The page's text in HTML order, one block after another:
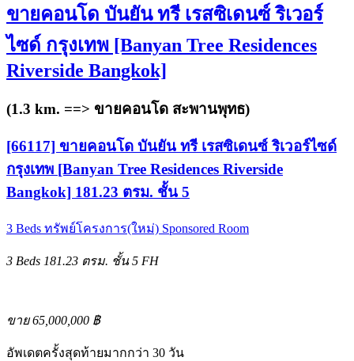
ขายคอนโด บันยัน ทรี เรสซิเดนซ์ ริเวอร์
ไซด์ กรุงเทพ [Banyan Tree Residences
Riverside Bangkok]
(1.3 km. ==> ขายคอนโด สะพานพุทธ)
[66117] ขายคอนโด บันยัน ทรี เรสซิเดนซ์ ริเวอร์ไซด์
กรุงเทพ [Banyan Tree Residences Riverside
Bangkok] 181.23 ตรม. ชั้น 5
3 Beds ทรัพย์โครงการ(ใหม่) Sponsored Room
3 Beds 181.23 ตรม. ชั้น 5 FH
ขาย 65,000,000 ฿
อัพเดตครั้งสุดท้ายมากกว่า 30 วัน